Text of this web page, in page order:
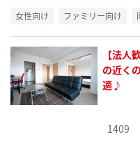
女性向け ファミリー向け
【法人
の近く
適♪
1409